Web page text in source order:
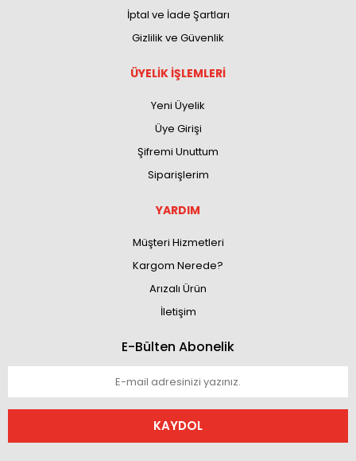
İptal ve İade Şartları
Gizlilik ve Güvenlik
ÜYELİK İŞLEMLERİ
Yeni Üyelik
Üye Girişi
Şifremi Unuttum
Siparişlerim
YARDIM
Müşteri Hizmetleri
Kargom Nerede?
Arızalı Ürün
İletişim
E-Bülten Abonelik
KAYDOL